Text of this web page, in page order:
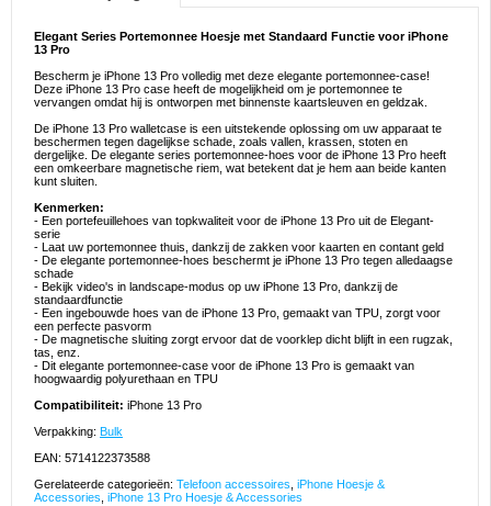
Elegant Series Portemonnee Hoesje met Standaard Functie voor iPhone
13 Pro
Bescherm je iPhone 13 Pro volledig met deze elegante portemonnee-case!
Deze iPhone 13 Pro case heeft de mogelijkheid om je portemonnee te
vervangen omdat hij is ontworpen met binnenste kaartsleuven en geldzak.
De iPhone 13 Pro walletcase is een uitstekende oplossing om uw apparaat te
beschermen tegen dagelijkse schade, zoals vallen, krassen, stoten en
dergelijke. De elegante series portemonnee-hoes voor de iPhone 13 Pro heeft
een omkeerbare magnetische riem, wat betekent dat je hem aan beide kanten
kunt sluiten.
Kenmerken:
- Een portefeuillehoes van topkwaliteit voor de iPhone 13 Pro uit de Elegant-
serie
- Laat uw portemonnee thuis, dankzij de zakken voor kaarten en contant geld
- De elegante portemonnee-hoes beschermt je iPhone 13 Pro tegen alledaagse
schade
- Bekijk video's in landscape-modus op uw iPhone 13 Pro, dankzij de
standaardfunctie
- Een ingebouwde hoes van de iPhone 13 Pro, gemaakt van TPU, zorgt voor
een perfecte pasvorm
- De magnetische sluiting zorgt ervoor dat de voorklep dicht blijft in een rugzak,
tas, enz.
- Dit elegante portemonnee-case voor de iPhone 13 Pro is gemaakt van
hoogwaardig polyurethaan en TPU
Compatibiliteit: iPhone 13 Pro
Verpakking: Bulk
EAN: 5714122373588
Gerelateerde categorieën: Telefoon accessoires iPhone Hoesje &
Accessories iPhone 13 Pro Hoesje & Accessories